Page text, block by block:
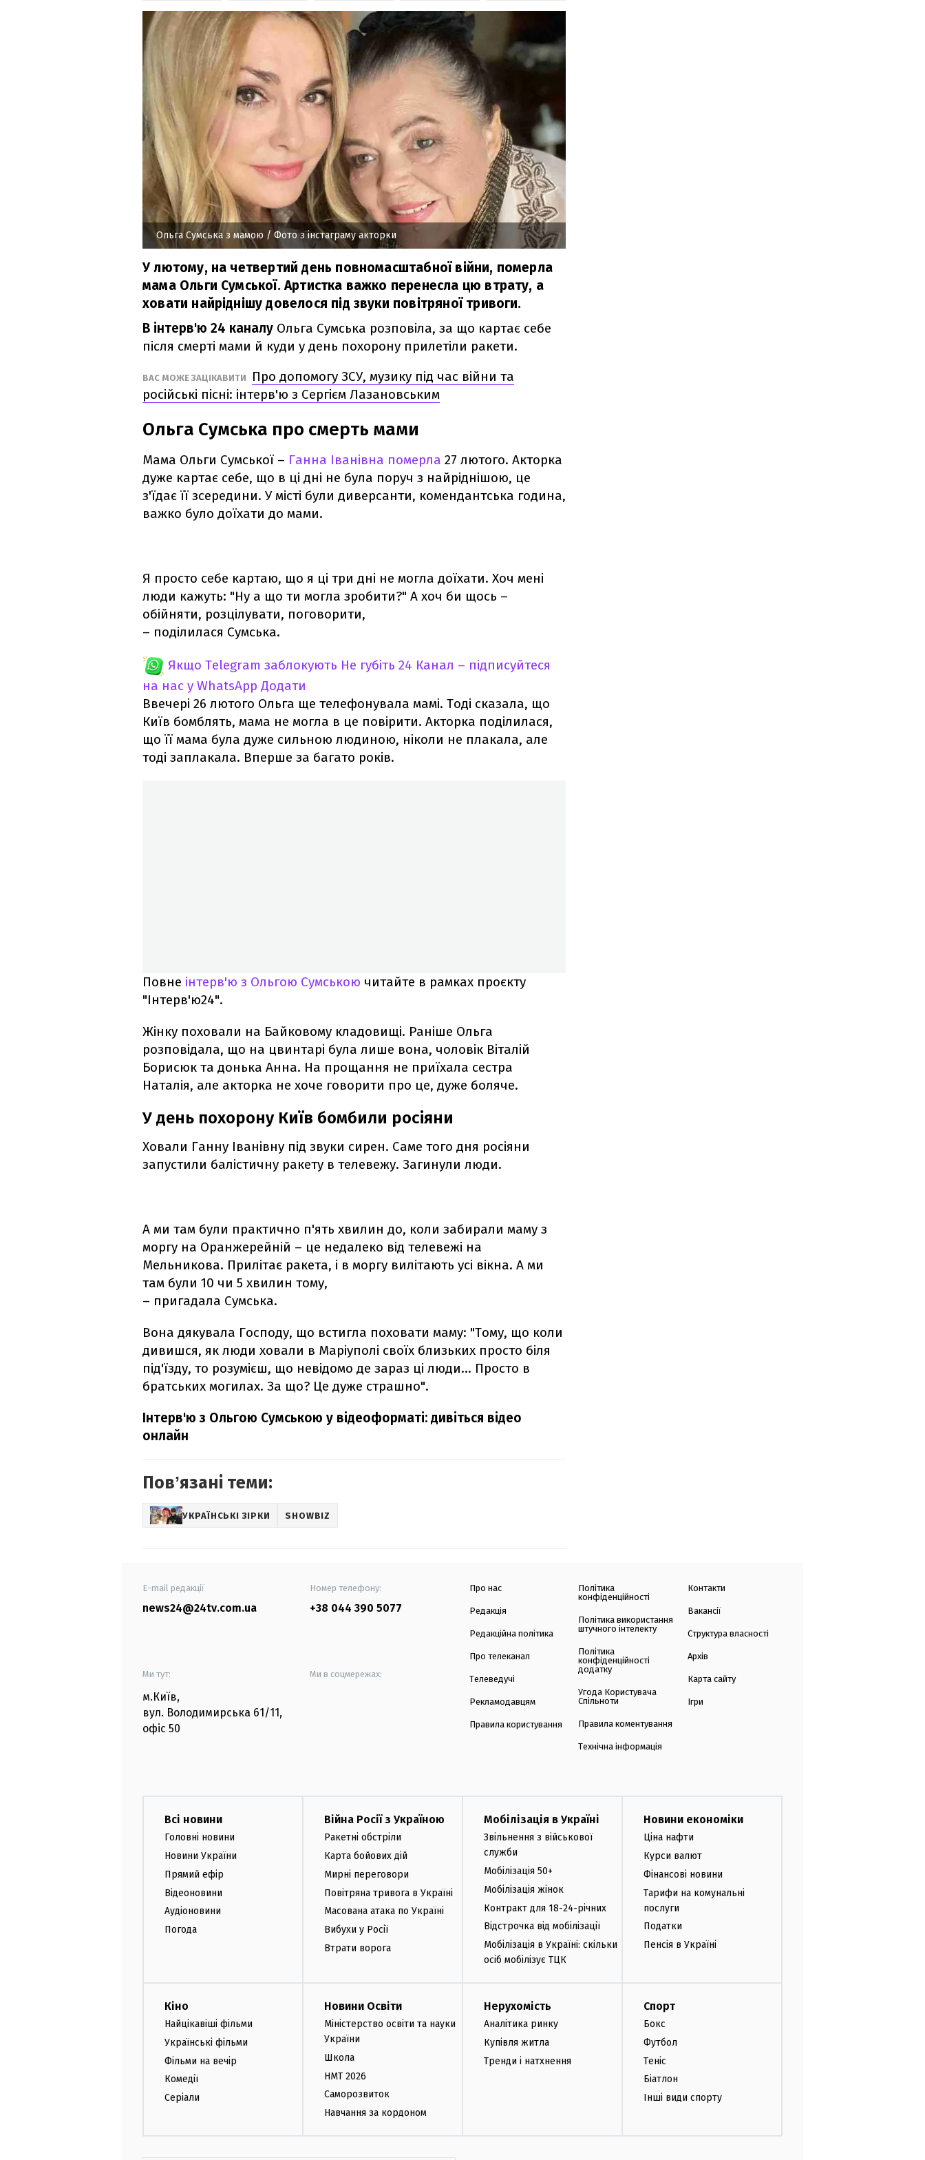
Ольга Сумська з мамою / Фото з інстаграму акторки
У лютому, на четвертий день повномасштабної війни, померла
мама Ольги Сумської. Артистка важко перенесла цю втрату, а
ховати найріднішу довелося під звуки повітряної тривоги.
В інтерв'ю 24 каналу Ольга Сумська розповіла, за що картає себе
після смерті мами й куди у день похорону прилетіли ракети.
ВАС МОЖЕ ЗАЦІКАВИТИ
Про допомогу ЗСУ, музику під час війни та
російські пісні: інтерв'ю з Сергієм Лазановським
Ольга Сумська про смерть мами
Мама Ольги Сумської – Ганна Іванівна померла 27 лютого. Акторка
дуже картає себе, що в ці дні не була поруч з найріднішою, це
з'їдає її зсередини. У місті були диверсанти, комендантська година,
важко було доїхати до мами.
Я просто себе картаю, що я ці три дні не могла доїхати. Хоч мені
люди кажуть: "Ну а що ти могла зробити?" А хоч би щось –
обійняти, розцілувати, поговорити,
– поділилася Сумська.
Якщо Telegram заблокують Не губіть 24 Канал – підписуйтеся
на нас у WhatsApp Додати
Ввечері 26 лютого Ольга ще телефонувала мамі. Тоді сказала, що
Київ бомблять, мама не могла в це повірити. Акторка поділилася,
що її мама була дуже сильною людиною, ніколи не плакала, але
тоді заплакала. Вперше за багато років.
Повне інтерв'ю з Ольгою Сумською читайте в рамках проєкту
"Інтерв'ю24".
Жінку поховали на Байковому кладовищі. Раніше Ольга
розповідала, що на цвинтарі була лише вона, чоловік Віталій
Борисюк та донька Анна. На прощання не приїхала сестра
Наталія, але акторка не хоче говорити про це, дуже боляче.
У день похорону Київ бомбили росіяни
Ховали Ганну Іванівну під звуки сирен. Саме того дня росіяни
запустили балістичну ракету в телевежу. Загинули люди.
А ми там були практично п'ять хвилин до, коли забирали маму з
моргу на Оранжерейній – це недалеко від телевежі на
Мельникова. Прилітає ракета, і в моргу вилітають усі вікна. А ми
там були 10 чи 5 хвилин тому,
– пригадала Сумська.
Вона дякувала Господу, що встигла поховати маму: "Тому, що коли
дивишся, як люди ховали в Маріуполі своїх близьких просто біля
під'їзду, то розумієш, що невідомо де зараз ці люди... Просто в
братських могилах. За що? Це дуже страшно".
Інтерв'ю з Ольгою Сумською у відеоформаті: дивіться відео
онлайн
Повʼязані теми:
УКРАЇНСЬКІ ЗІРКИ SHOWBIZ
E-mail редакції
news24@24tv.com.ua
Номер телефону:
+38 044 390 5077
Ми тут:
м.Київ,
вул. Володимирська 61/11,
офіс 50
Ми в соцмережах:
Про нас
Редакція
Редакційна політика
Про телеканал
Телеведучі
Рекламодавцям
Правила користування
Політика
конфіденційності
Політика використання
штучного інтелекту
Політика
конфіденційності
додатку
Угода Користувача
Спільноти
Правила коментування
Технічна інформація
Контакти
Вакансії
Структура власності
Архів
Карта сайту
Ігри
Всі новини
Головні новини
Новини України
Прямий ефір
Відеоновини
Аудіоновини
Погода
Війна Росії з Україною
Ракетні обстріли
Карта бойових дій
Мирні переговори
Повітряна тривога в Україні
Масована атака по Україні
Вибухи у Росії
Втрати ворога
Мобілізація в Україні
Звільнення з військової
служби
Мобілізація 50+
Мобілізація жінок
Контракт для 18-24-річних
Відстрочка від мобілізації
Мобілізація в Україні: скільки
осіб мобілізує ТЦК
Новини економіки
Ціна нафти
Курси валют
Фінансові новини
Тарифи на комунальні
послуги
Податки
Пенсія в Україні
Кіно
Найцікавіші фільми
Українські фільми
Фільми на вечір
Комедії
Серіали
Новини Освіти
Міністерство освіти та науки
України
Школа
НМТ 2026
Саморозвиток
Навчання за кордоном
Нерухомість
Аналітика ринку
Купівля житла
Тренди і натхнення
Спорт
Бокс
Футбол
Теніс
Біатлон
Інші види спорту